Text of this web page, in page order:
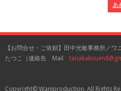
あ
【お問合せ・ご依頼】田中光敏事務所／
たつこ（連絡先 Mail
Copyright© Waniproduction. All Rights